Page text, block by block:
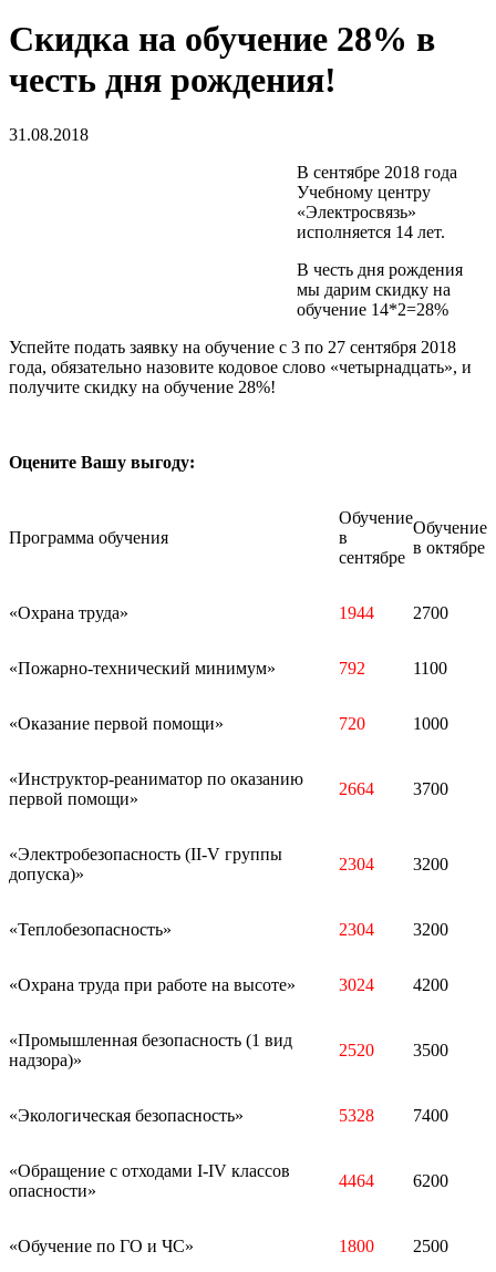
Скидка на обучение 28% в
честь дня рождения!
31.08.2018
В сентябре 2018 года
Учебному центру
«Электросвязь»
исполняется 14 лет.
В честь дня рождения
мы дарим скидку на
обучение 14*2=28%
Успейте подать заявку на обучение с 3 по 27 сентября 2018
года, обязательно назовите кодовое слово «четырнадцать», и
получите скидку на обучение 28%!
Оцените Вашу выгоду:
Программа обучения
Обучение
в
сентябре
Обучение
в октябре
«Охрана труда» 1944 2700
«Пожарно-технический минимум» 792 1100
«Оказание первой помощи» 720 1000
«Инструктор-реаниматор по оказанию
первой помощи»
2664 3700
«Электробезопасность (II-V группы
допуска)»
2304 3200
«Теплобезопасность» 2304 3200
«Охрана труда при работе на высоте» 3024 4200
«Промышленная безопасность (1 вид
надзора)»
2520 3500
«Экологическая безопасность» 5328 7400
«Обращение с отходами I-IV классов
опасности»
4464 6200
«Обучение по ГО и ЧС» 1800 2500